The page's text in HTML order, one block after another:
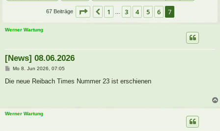
67 Beiträge Seite von 7
Vorherige
1 3 4 5 6 7
Werner Wartung
[News] 08.06.2026
B
i
Mo 8. Jun 2026, 07:05
Die neue Reibach Times Nummer 23 ist erschienen
Werner Wartung